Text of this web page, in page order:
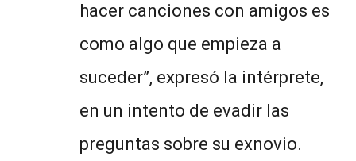
hacer canciones con amigos es
como algo que empieza a
suceder”, expresó la intérprete,
en un intento de evadir las
preguntas sobre su exnovio.